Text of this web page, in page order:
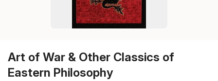
Art of War & Other Classics of
Eastern Philosophy